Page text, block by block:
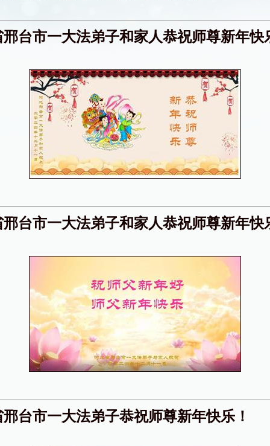
台市一大法弟子和家人恭祝师尊新年快
台市一大法弟子和家人恭祝师尊新年快
台市一大法弟子恭祝师尊新年快乐！